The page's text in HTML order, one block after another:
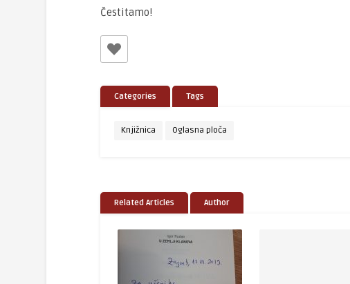
Čestitamo!
Categories Tags
Knjižnica Oglasna ploča
Related Articles Author